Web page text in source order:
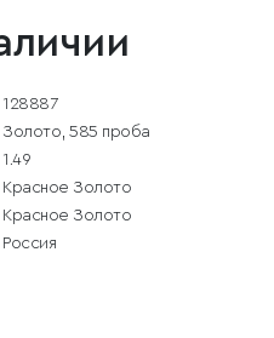
128887
Золото, 585 проба
1.49
Красное Золото
Красное Золото
Россия